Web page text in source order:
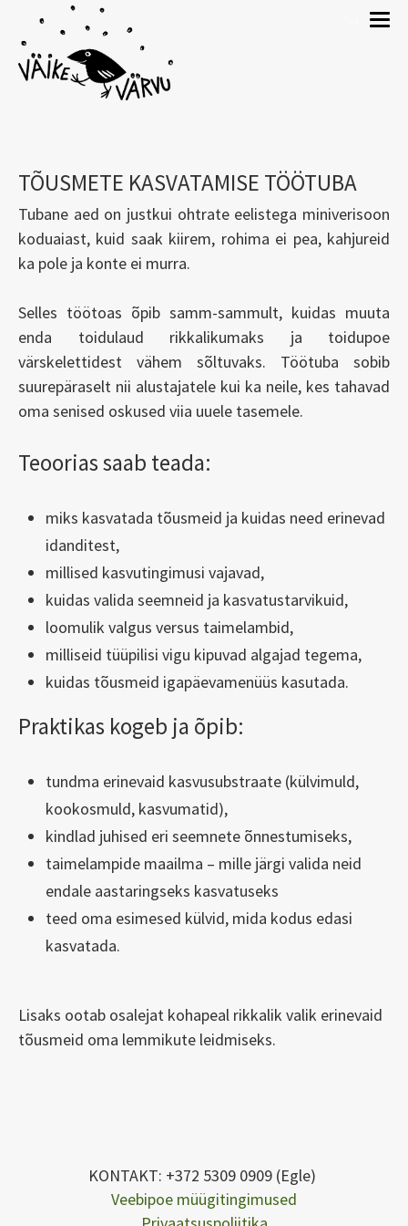
TÕUSMETE KASVATAMISE TÖÖTUBA
Tubane aed on justkui ohtrate eelistega miniverisoon
koduaiast, kuid saak kiirem, rohima ei pea, kahjureid
ka pole ja konte ei murra.
Selles töötoas õpib samm-sammult, kuidas muuta
enda toidulaud rikkalikumaks ja toidupoe
värskelettidest vähem sõltuvaks. Töötuba sobib
suurepäraselt nii alustajatele kui ka neile, kes tahavad
oma senised oskused viia uuele tasemele.
Teoorias saab teada:
miks kasvatada tõusmeid ja kuidas need erinevad
idanditest,
millised kasvutingimusi vajavad,
kuidas valida seemneid ja kasvatustarvikuid,
loomulik valgus versus taimelambid,
milliseid tüüpilisi vigu kipuvad algajad tegema,
kuidas tõusmeid igapäevamenüüs kasutada.
Praktikas kogeb ja õpib:
tundma erinevaid kasvusubstraate (külvimuld,
kookosmuld, kasvumatid),
kindlad juhised eri seemnete õnnestumiseks,
taimelampide maailma – mille järgi valida neid
endale aastaringseks kasvatuseks
teed oma esimesed külvid, mida kodus edasi
kasvatada.
Lisaks ootab osalejat kohapeal rikkalik valik erinevaid
tõusmeid oma lemmikute leidmiseks.
KONTAKT: +372 5309 0909 (Egle)
Veebipoe müügitingimused